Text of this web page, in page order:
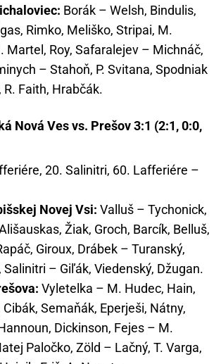
Borák – Welsh, Bindulis,
Rimko, Meliško, Stripai, M.
Martel, Roy, Safaralejev – Michnáč,
– Stahoň, P. Svitana, Spodniak
R. Faith, Hrabčák.
Nová Ves vs. Prešov 3:1 (2:1, 0:0,
20. Salinitri, 60. Lafferiére –
Novej Vsi: Valluš – Tychonick,
Žiak, Groch, Barcík, Belluš,
Giroux, Drábek – Turanský,
– Giľák, Viedenský, Džugan.
Vyletelka – M. Hudec, Hain,
Semaňák, Eperješi, Nátny,
Dickinson, Fejes – M.
Paločko, Zöld – Lačný, T. Varga,